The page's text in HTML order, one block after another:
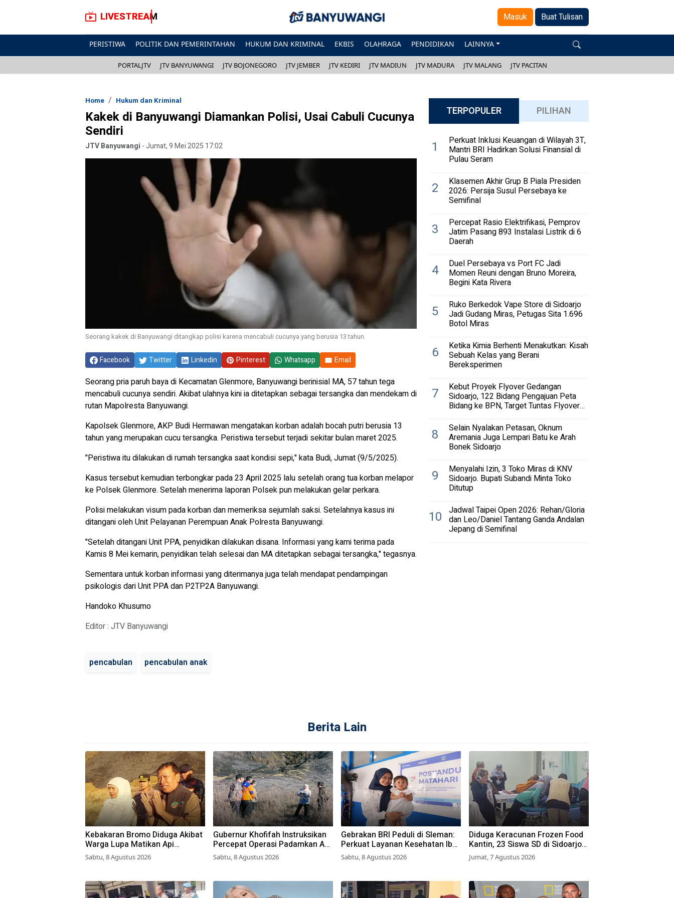
LIVESTREAM Masuk Buat Tulisan
PERISTIWA POLITIK DAN PEMERINTAHAN HUKUM DAN KRIMINAL EKBIS OLAHRAGA PENDIDIKAN LAINNYA
PORTALJTV JTV BANYUWANGI JTV BOJONEGORO JTV JEMBER JTV KEDIRI JTV MADIUN JTV MADURA JTV MALANG JTV PACITAN
Home Hukum dan Kriminal
Kakek di Banyuwangi Diamankan Polisi, Usai Cabuli Cucunya
Sendiri
JTV Banyuwangi -Jumat, 9 Mei 2025 17:02
Seorang kakek di Banyuwangi ditangkap polisi karena mencabuli cucunya yang berusia 13 tahun.
Facebook Twitter Linkedin Pinterest Whatsapp Email
Seorang pria paruh baya di Kecamatan Glenmore, Banyuwangi berinisial MA, 57 tahun tega
mencabuli cucunya sendiri. Akibat ulahnya kini ia ditetapkan sebagai tersangka dan mendekam di
rutan Mapolresta Banyuwangi.
Kapolsek Glenmore, AKP Budi Hermawan mengatakan korban adalah bocah putri berusia 13
tahun yang merupakan cucu tersangka. Peristiwa tersebut terjadi sekitar bulan maret 2025.
"Peristiwa itu dilakukan di rumah tersangka saat kondisi sepi," kata Budi, Jumat (9/5/2025).
Kasus tersebut kemudian terbongkar pada 23 April 2025 lalu setelah orang tua korban melapor
ke Polsek Glenmore. Setelah menerima laporan Polsek pun melakukan gelar perkara.
Polisi melakukan visum pada korban dan memeriksa sejumlah saksi. Setelahnya kasus ini
ditangani oleh Unit Pelayanan Perempuan Anak Polresta Banyuwangi.
"Setelah ditangani Unit PPA, penyidikan dilakukan disana. Informasi yang kami terima pada
Kamis 8 Mei kemarin, penyidikan telah selesai dan MA ditetapkan sebagai tersangka," tegasnya.
Sementara untuk korban informasi yang diterimanya juga telah mendapat pendampingan
psikologis dari Unit PPA dan P2TP2A Banyuwangi.
Handoko Khusumo
Editor : JTV Banyuwangi
pencabulan pencabulan anak
TERPOPULER PILIHAN
1 Perkuat Inklusi Keuangan di Wilayah 3T,
Mantri BRI Hadirkan Solusi Finansial di
Pulau Seram
2 Klasemen Akhir Grup B Piala Presiden
2026: Persija Susul Persebaya ke
Semifinal
3 Percepat Rasio Elektrifikasi, Pemprov
Jatim Pasang 893 Instalasi Listrik di 6
Daerah
4 Duel Persebaya vs Port FC Jadi
Momen Reuni dengan Bruno Moreira,
Begini Kata Rivera
5 Ruko Berkedok Vape Store di Sidoarjo
Jadi Gudang Miras, Petugas Sita 1.696
Botol Miras
6 Ketika Kimia Berhenti Menakutkan: Kisah
Sebuah Kelas yang Berani
Bereksperimen
7 Kebut Proyek Flyover Gedangan
Sidoarjo, 122 Bidang Pengajuan Peta
Bidang ke BPN, Target Tuntas Flyover
8 Selain Nyalakan Petasan, Oknum
Aremania Juga Lempari Batu ke Arah
Bonek Sidoarjo
9 Menyalahi Izin, 3 Toko Miras di KNV
Sidoarjo. Bupati Subandi Minta Toko
Ditutup
10 Jadwal Taipei Open 2026: Rehan/Gloria
dan Leo/Daniel Tantang Ganda Andalan
Jepang di Semifinal
Berita Lain
Kebakaran Bromo Diduga Akibat
Warga Lupa Matikan Api
Perapian di Jalur Tradisional
Sabtu, 8 Agustus 2026
Gubernur Khofifah Instruksikan
Percepat Operasi Padamkan Api
di Wisata Bromo
Sabtu, 8 Agustus 2026
Gebrakan BRI Peduli di Sleman:
Perkuat Layanan Kesehatan Ibu
dan Anak Lewat Program Desa
Brilian 1000 HPK
Sabtu, 8 Agustus 2026
Diduga Keracunan Frozen Food
Kantin, 23 Siswa SD di Sidoarjo
Dilarikan ke RS
Jumat, 7 Agustus 2026